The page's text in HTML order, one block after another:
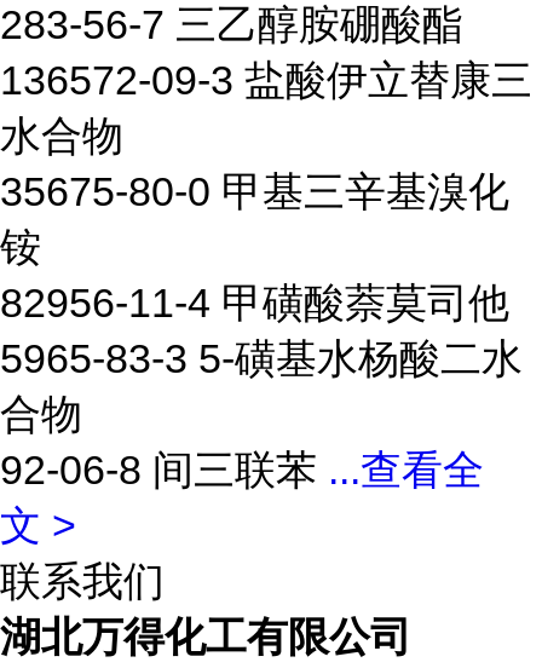
283-56-7 三乙醇胺硼酸酯
136572-09-3 盐酸伊立替康三
水合物
35675-80-0 甲基三辛基溴化
铵
82956-11-4 甲磺酸萘莫司他
5965-83-3 5-磺基水杨酸二水
合物
92-06-8 间三联苯 ...查看全
文 >
联系我们
湖北万得化工有限公司